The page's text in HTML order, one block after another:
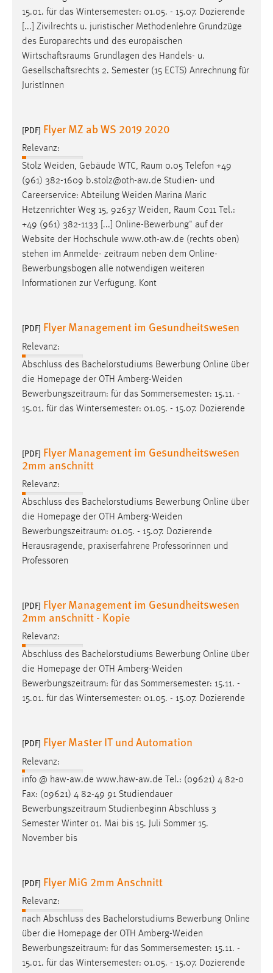
15.01. für das Wintersemester: 01.05. - 15.07. Dozierende
[...] Zivilrechts u. juristischer Methodenlehre Grundzüge
des Europarechts und des europäischen
Wirtschaftsraums Grundlagen des Handels- u.
Gesellschaftsrechts 2. Semester (15 ECTS) Anrechnung für
JuristInnen
[PDF] Flyer MZ ab WS 2019 2020
Relevanz:
Stolz Weiden, Gebäude WTC, Raum 0.05 Telefon +49
(961) 382-1609 b.stolz@oth-aw.de Studien- und
Careerservice: Abteilung Weiden Marina Maric
Hetzenrichter Weg 15, 92637 Weiden, Raum C011 Tel.:
+49 (961) 382-1133 [...] Online-Bewerbung" auf der
Website der Hochschule www.oth-aw.de (rechts oben)
stehen im Anmelde- zeitraum neben dem Online-
Bewerbungsbogen alle notwendigen weiteren
Informationen zur Verfügung. Kont
[PDF] Flyer Management im Gesundheitswesen
Relevanz:
Abschluss des Bachelorstudiums Bewerbung Online über
die Homepage der OTH Amberg-Weiden
Bewerbungszeitraum: für das Sommersemester: 15.11. -
15.01. für das Wintersemester: 01.05. - 15.07. Dozierende
[PDF] Flyer Management im Gesundheitswesen
2mm anschnitt
Relevanz:
Abschluss des Bachelorstudiums Bewerbung Online über
die Homepage der OTH Amberg-Weiden
Bewerbungszeitraum: 01.05. - 15.07. Dozierende
Herausragende, praxiserfahrene Professorinnen und
Professoren
[PDF] Flyer Management im Gesundheitswesen
2mm anschnitt - Kopie
Relevanz:
Abschluss des Bachelorstudiums Bewerbung Online über
die Homepage der OTH Amberg-Weiden
Bewerbungszeitraum: für das Sommersemester: 15.11. -
15.01. für das Wintersemester: 01.05. - 15.07. Dozierende
[PDF] Flyer Master IT und Automation
Relevanz:
info @ haw-aw.de www.haw-aw.de Tel.: (09621) 4 82-0
Fax: (09621) 4 82-49 91 Studiendauer
Bewerbungszeitraum Studienbeginn Abschluss 3
Semester Winter 01. Mai bis 15. Juli Sommer 15.
November bis
[PDF] Flyer MiG 2mm Anschnitt
Relevanz:
nach Abschluss des Bachelorstudiums Bewerbung Online
über die Homepage der OTH Amberg-Weiden
Bewerbungszeitraum: für das Sommersemester: 15.11. -
15.01. für das Wintersemester: 01.05. - 15.07. Dozierende
gespeichert, ob man eingeloggt ist.
Sprachpräferenz
Name:
site-language-preference
Chat
Name:
MibewSessionID, MIBEW_UserID, mibew_locale, mibew-
chat-frame-style-5e9dbeb1811c0446
Zweck:
Wird benötigt um die Chatfunktion nutzen zu können.
5e9dbeb1811c0446 = Sitzungslaufzeit, mibew_locale = 3
Login
Name:
fe_user, be_user, be_lastLoginProvider
Dieser Cookie ist notwendig um sich an der Website
einloggen zu können.
Cookie Laufzeit:
24 Stunden
STATISTIK
Statistik Cookies erfassen Informationen anonym.
Matomo
Name:
Zweck:
Zugriffsstatistik
MARKETING
Marketing Cookies werden von Drittanbietern
verwendet, um personalisierte Werbung anzuzeigen.
Sie tun dies, indem sie Besucher über Websites
Google Ads
Name:
_gcl_au
Anbieter:
Google Ireland Limited